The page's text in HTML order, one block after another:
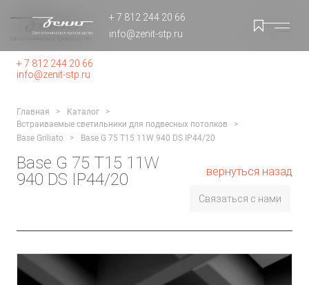
+ 7 812 244 20 66
info@zenit-stp.ru
+ 7 812 244 20 66
info@zenit-stp.ru
Главная
Каталог
Встраиваемые светильники для подвесных потолков
Base Griliato
Base G 75 T15 11W 940 DS IP44/20
Base G 75 T15 11W
940 DS IP44/20
Связаться с нами
вернуться назад